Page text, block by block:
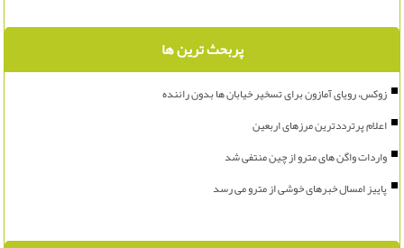
پربحث ترین ها
زوکس، رویای آمازون برای تسخیر خیابان ها بدون راننده
اعلام پرترددترین مرزهای اربعین
واردات واگن های مترو از چین منتفی شد
پاییز امسال خبرهای خوشی از مترو می رسد